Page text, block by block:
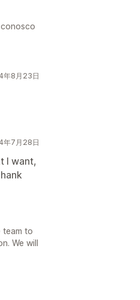
年8月23日
年7月28日
I want,
team to
We will